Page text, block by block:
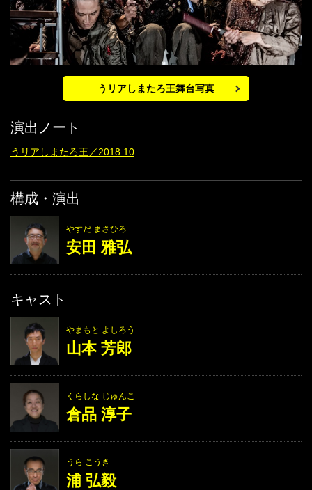
うリアしまたろ王舞台写真
演出ノート
うリアしまたろ王／2018.10
構成・演出
やすだ まさひろ
安田 雅弘
キャスト
やまもと よしろう
山本 芳郎
くらしな じゅんこ
倉品 淳子
うら こうき
浦 弘毅